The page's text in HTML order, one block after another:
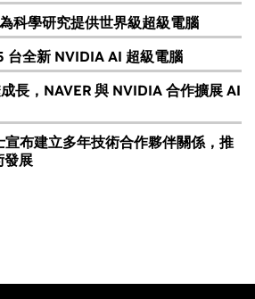
科學研究提供世界級超級電腦
台全新 NVIDIA AI 超級電腦
長，NAVER 與 NVIDIA 合作擴展 AI
布建立多年技術合作夥伴關係，推
發展